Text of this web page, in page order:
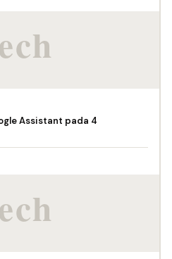
Assistant pada 4